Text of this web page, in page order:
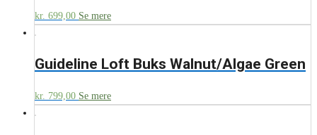
kr. 699,00 Se mere
Guideline Loft Buks Walnut/Algae Green
kr. 799,00 Se mere